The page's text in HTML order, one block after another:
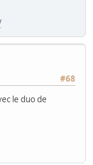
#68
le duo de